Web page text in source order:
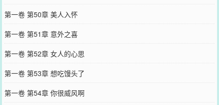
第一卷 第50章 美人入怀
第一卷 第51章 意外之喜
第一卷 第52章 女人的心思
第一卷 第53章 想吃馒头了
第一卷 第54章 你很威风啊